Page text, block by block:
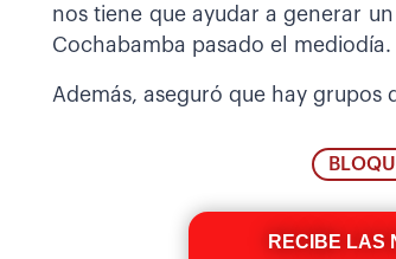
nos tiene que ayudar a generar
Cochabamba pasado el mediodía.
Además, aseguró que hay
RECIBE LAS